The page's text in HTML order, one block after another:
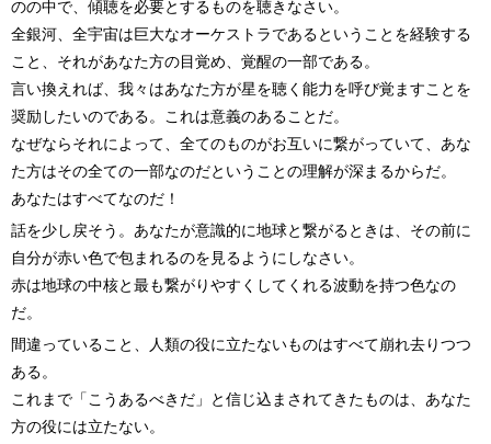
のの中で、傾聴を必要とするものを聴きなさい。
全銀河、全宇宙は巨大なオーケストラであるということを経験する
こと、それがあなた方の目覚め、覚醒の一部である。
言い換えれば、我々はあなた方が星を聴く能力を呼び覚ますことを
奨励したいのである。これは意義のあることだ。
なぜならそれによって、全てのものがお互いに繋がっていて、あな
た方はその全ての一部なのだということの理解が深まるからだ。
あなたはすべてなのだ！
話を少し戻そう。あなたが意識的に地球と繋がるときは、その前に
自分が赤い色で包まれるのを見るようにしなさい。
赤は地球の中核と最も繋がりやすくしてくれる波動を持つ色なの
だ。
間違っていること、人類の役に立たないものはすべて崩れ去りつつ
ある。
これまで「こうあるべきだ」と信じ込まされてきたものは、あなた
方の役には立たない。